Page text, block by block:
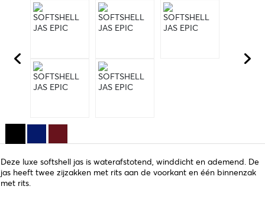
Deze luxe softshell jas is waterafstotend, winddicht en ademend. De
jas heeft twee zijzakken met rits aan de voorkant en één binnenzak
met rits.